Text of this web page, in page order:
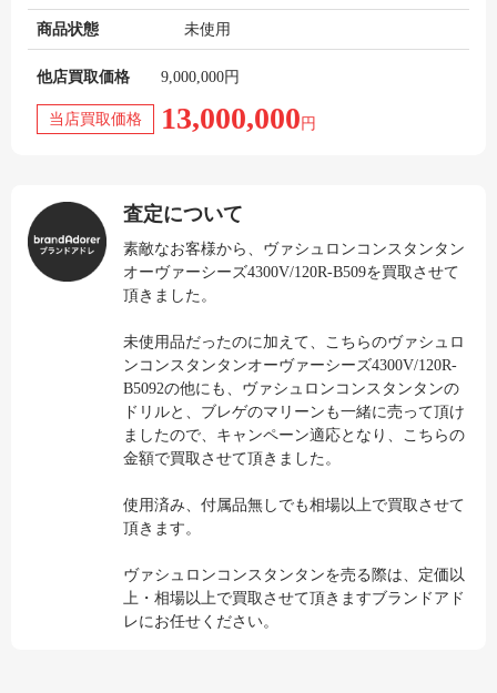
商品状態 未使用
他店買取価格 9,000,000円
当店買取価格 13,000,000 円
査定について
素敵なお客様から、ヴァシュロンコンスタンタン
オーヴァーシーズ4300V/120R-B509を買取させて
頂きました。
未使用品だったのに加えて、こちらのヴァシュロ
ンコンスタンタンオーヴァーシーズ4300V/120R-
B5092の他にも、ヴァシュロンコンスタンタンの
ドリルと、ブレゲのマリーンも一緒に売って頂け
ましたので、キャンペーン適応となり、こちらの
金額で買取させて頂きました。
使用済み、付属品無しでも相場以上で買取させて
頂きます。
ヴァシュロンコンスタンタンを売る際は、定価以
上・相場以上で買取させて頂きますブランドアド
レにお任せください。